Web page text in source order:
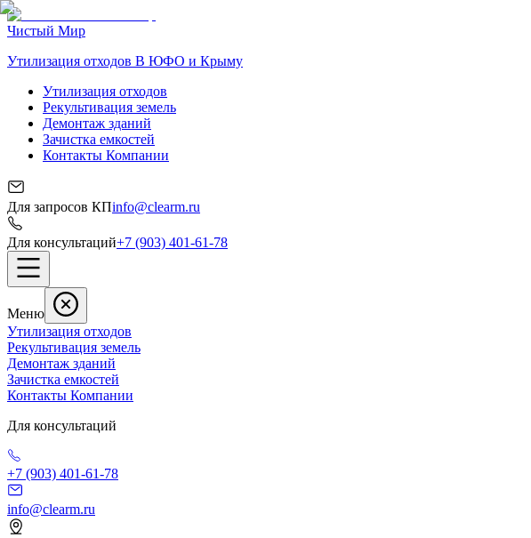
Чистый Мир
Утилизация отходов В ЮФО и Крыму
Утилизация отходов
Рекультивация земель
Демонтаж зданий
Зачистка емкостей
Контакты Компании
Для запросов КПinfo@clearm.ru
Для консультаций+7 (903) 401-61-78
Меню
Утилизация отходов
Рекультивация земель
Демонтаж зданий
Зачистка емкостей
Контакты Компании
Для консультаций
+7 (903) 401-61-78
info@clearm.ru